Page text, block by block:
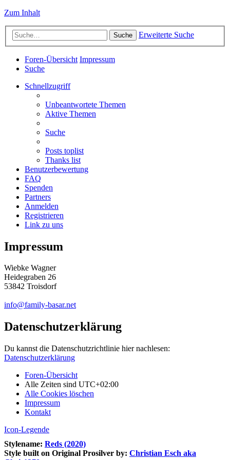
Zum Inhalt
Suche Erweiterte Suche
Foren-Übersicht Impressum
Suche
Schnellzugriff
Unbeantwortete Themen
Aktive Themen
Suche
Posts toplist
Thanks list
Benutzerbewertung
FAQ
Spenden
Partners
Anmelden
Registrieren
Link zu uns
Impressum
Wiebke Wagner
Heidegraben 26
53842 Troisdorf
info@family-basar.net
Datenschutzerklärung
Du kannst die Datenschutzrichtlinie hier nachlesen:
Datenschutzerklärung
Foren-Übersicht
Alle Zeiten sind UTC+02:00
Alle Cookies löschen
Impressum
Kontakt
Icon-Legende
Stylename: Reds (2020)
Style built on Original Prosilver by: Christian Esch aka